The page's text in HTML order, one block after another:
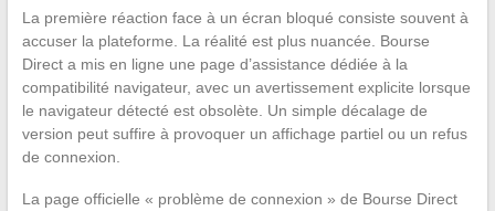
La première réaction face à un écran bloqué consiste souvent à
accuser la plateforme. La réalité est plus nuancée. Bourse
Direct a mis en ligne une page d’assistance dédiée à la
compatibilité navigateur, avec un avertissement explicite lorsque
le navigateur détecté est obsolète. Un simple décalage de
version peut suffire à provoquer un affichage partiel ou un refus
de connexion.
La page officielle « problème de connexion » de Bourse Direct